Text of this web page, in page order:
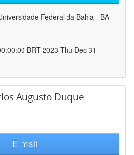
Federal da Bahia - BA -
BRT 2023-Thu Dec 31
Augusto Duque
E-mail